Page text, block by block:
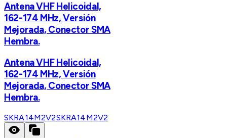
Antena VHF Helicoidal,
162-174 MHz, Versión
Mejorada, Conector SMA
Hembra.
Antena VHF Helicoidal,
162-174 MHz, Versión
Mejorada, Conector SMA
Hembra.
SKRA14M2V2SKRA14M2V2